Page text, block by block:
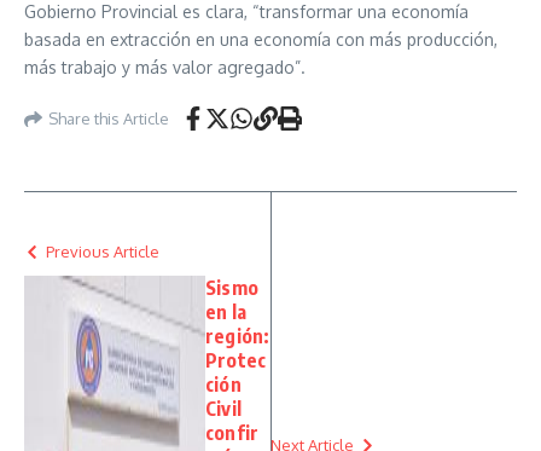
Gobierno Provincial es clara, “transformar una economía
basada en extracción en una economía con más producción,
más trabajo y más valor agregado”.
Share this Article
Previous Article
Sismo
en la
región:
Protec
ción
Civil
confir
Next Article